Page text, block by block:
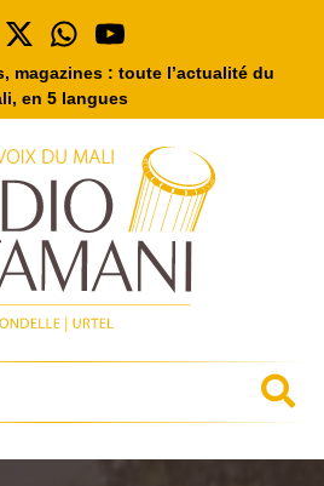
magazines : toute l’actualité du
en 5 langues